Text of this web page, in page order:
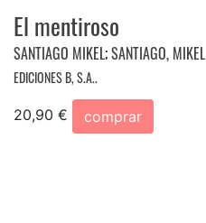
El mentiroso
SANTIAGO MIKEL;SANTIAGO, MIKEL
EDICIONES B, S.A..
20,90 €
comprar